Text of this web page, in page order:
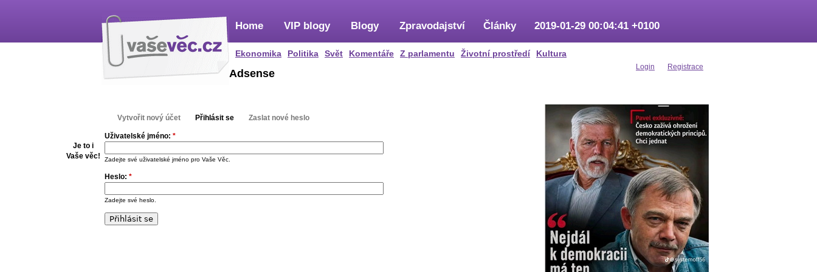
Home
Ekonomika Politika Svět Komentáře Z parlamentu Životní prostředí Kultura
VIP blogy Blogy Zpravodajství Články 2019-01-29 00:04:41 +0100
Login Registrace
Je to i
Vaše věc!
Adsense
Vytvořit nový účet Přihlásit se Zaslat nové heslo
Uživatelské jméno: *
Zadejte své uživatelské jméno pro Vaše Věc.
Heslo: *
Zadejte své heslo.